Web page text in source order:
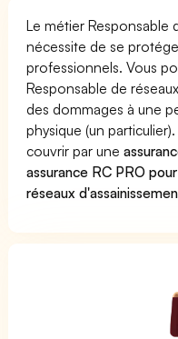
Le métier Responsable
nécessite de se
professionnels. Vous
Responsable de
des dommages à une
physique (un
couvrir par une
assurance RC PRO
réseaux